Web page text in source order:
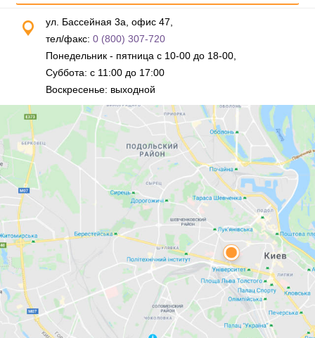
ул. Бассейная 3а, офис 47,
тел/факс: 0 (800) 307-720
Понедельник - пятница с 10-00 до 18-00,
Суббота: с 11:00 до 17:00
Воскресенье: выходной